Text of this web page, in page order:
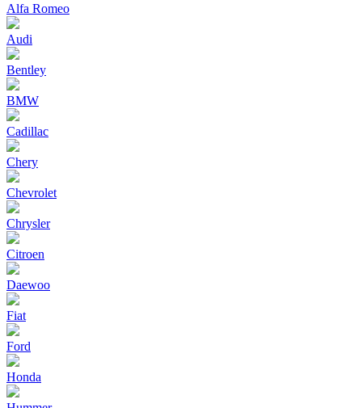
Alfa Romeo
Audi
Bentley
BMW
Cadillac
Chery
Chevrolet
Chrysler
Citroen
Daewoo
Fiat
Ford
Honda